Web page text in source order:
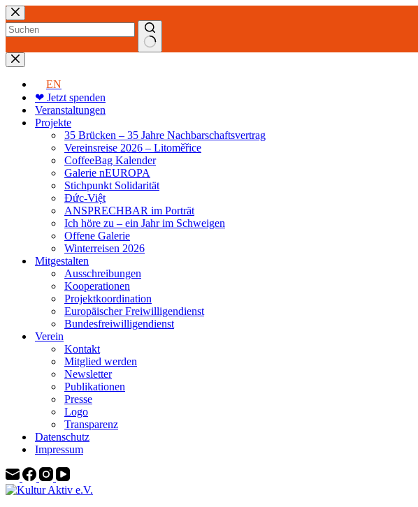
Zum
Inhalt
springen
Keine
Ergebnisse
EN
❤ Jetzt spenden
Veranstaltungen
Projekte
35 Brücken – 35 Jahre Nachbarschaftsvertrag
Vereinsreise 2026 – Litoměřice
CoffeeBag Kalender
Galerie nEUROPA
Stichpunkt Solidarität
Đức-Việt
ANSPRECHBAR im Porträt
Ich höre zu – ein Jahr im Schweigen
Offene Galerie
Winterreisen 2026
Mitgestalten
Ausschreibungen
Kooperationen
Projektkoordination
Europäischer Freiwilligendienst
Bundesfreiwilligendienst
Verein
Kontakt
Mitglied werden
Newsletter
Publikationen
Presse
Logo
Transparenz
Datenschutz
Impressum